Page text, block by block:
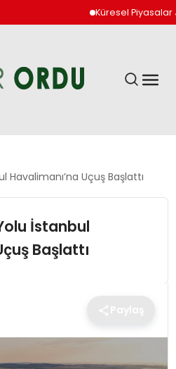
Küresel Piyasalar
Uçuş Başlattı
İstanbul
Başlattı